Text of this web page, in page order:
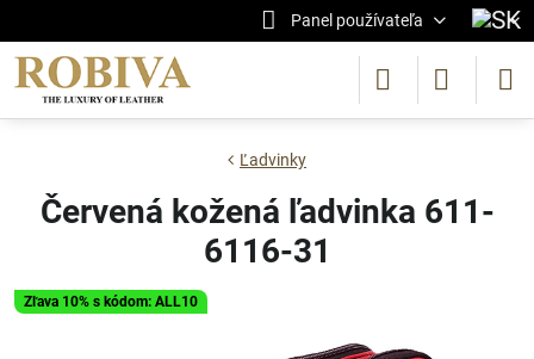
Panel používateľa
Zľava 10% s kódom: ALL10
Ľadvinky
Červená kožená ľadvinka 611-
6116-31